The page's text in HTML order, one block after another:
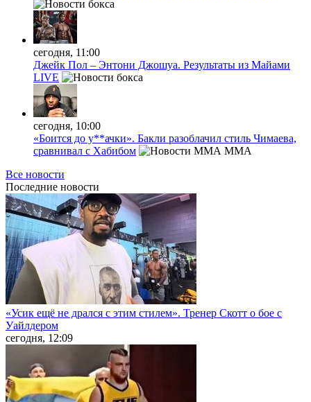
сегодня, 11:00
Джейк Пол – Энтони Джошуа. Результаты из Майами
LIVE
сегодня, 10:00
«Боится до у**ачки». Бакли разоблачил стиль Чимаева,
сравнивал с Хабибом
MMA
Все новости
Последние новости
«Усик ещё не дрался с этим стилем». Тренер Скотт о бое с
Уайлдером
сегодня, 12:09